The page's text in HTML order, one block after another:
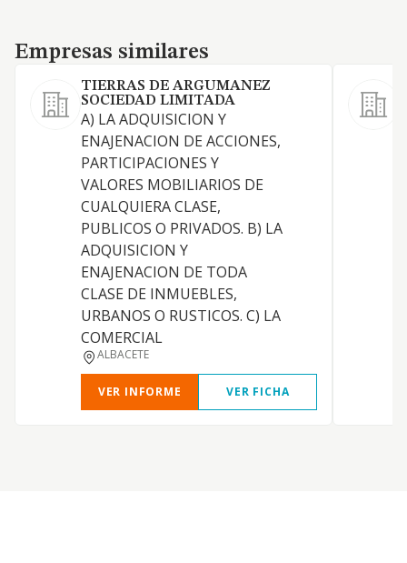
Empresas similares
Empresas similares
TIERRAS DE ARGUMANEZ
SOCIEDAD LIMITADA
A) LA ADQUISICION Y
ENAJENACION DE ACCIONES,
PARTICIPACIONES Y
VALORES MOBILIARIOS DE
CUALQUIERA CLASE,
PUBLICOS O PRIVADOS. B) LA
ADQUISICION Y
ENAJENACION DE TODA
CLASE DE INMUEBLES,
URBANOS O RUSTICOS. C) LA
COMERCIAL
ALBACETE
VER INFORME VER FICHA